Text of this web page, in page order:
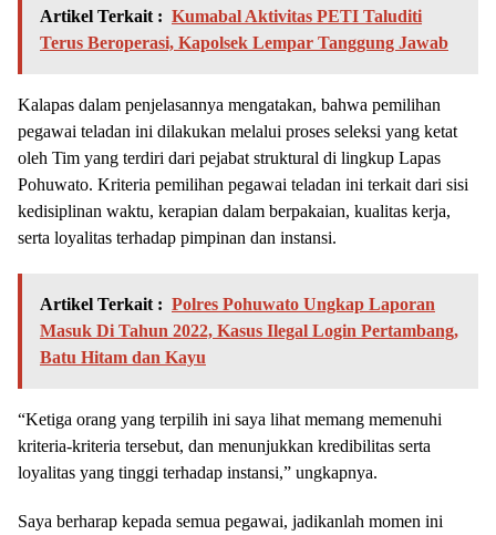
Artikel Terkait : Kumabal Aktivitas PETI Taluditi
Terus Beroperasi, Kapolsek Lempar Tanggung Jawab
Kalapas dalam penjelasannya mengatakan, bahwa pemilihan
pegawai teladan ini dilakukan melalui proses seleksi yang ketat
oleh Tim yang terdiri dari pejabat struktural di lingkup Lapas
Pohuwato. Kriteria pemilihan pegawai teladan ini terkait dari sisi
kedisiplinan waktu, kerapian dalam berpakaian, kualitas kerja,
serta loyalitas terhadap pimpinan dan instansi.
Artikel Terkait : Polres Pohuwato Ungkap Laporan
Masuk Di Tahun 2022, Kasus Ilegal Login Pertambang,
Batu Hitam dan Kayu
“Ketiga orang yang terpilih ini saya lihat memang memenuhi
kriteria-kriteria tersebut, dan menunjukkan kredibilitas serta
loyalitas yang tinggi terhadap instansi,” ungkapnya.
Saya berharap kepada semua pegawai, jadikanlah momen ini